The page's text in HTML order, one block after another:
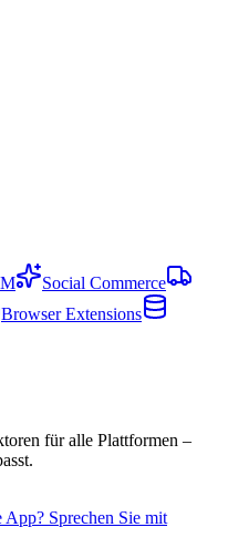
Social Commerce
Browser Extensions
für alle Plattformen –
App? Sprechen Sie mit